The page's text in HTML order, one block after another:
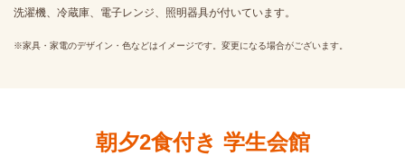
洗濯機、冷蔵庫、電子レンジ、照明器具が付いています。
※家具・家電のデザイン・色などはイメージです。変更になる場合がございます。
朝夕2食付き 学生会館